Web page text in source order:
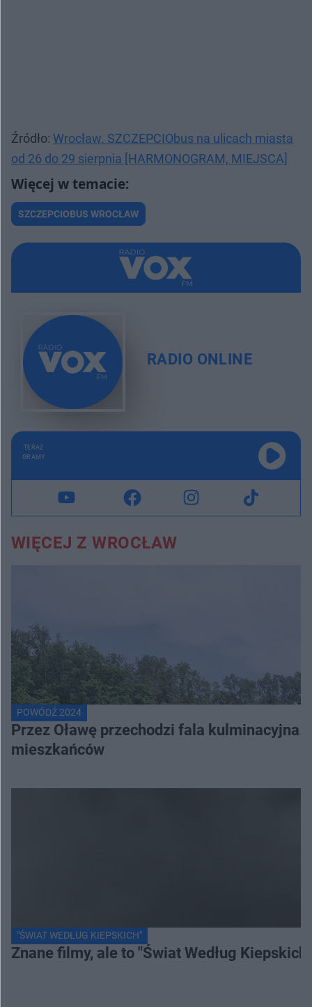
Źródło: Wrocław. SZCZEPCIObus na ulicach miasta
od 26 do 29 sierpnia [HARMONOGRAM, MIEJSCA]
SZCZEPCIOBUS WROCŁAW
RADIO ONLINE
TERAZ
GRAMY
WIĘCEJ Z WROCŁAW
POWÓDŹ 2024
Przez Oławę przechodzi fala
mieszkańców
"ŚWIAT WEDŁUG KIEPSKICH"
Znane filmy, ale to "Świat Według